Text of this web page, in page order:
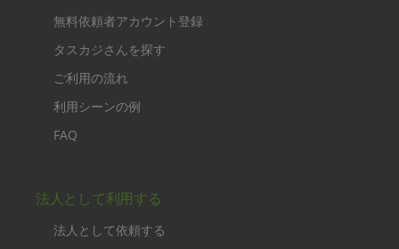
無料依頼者アカウント登録
タスカジさんを探す
ご利用の流れ
利用シーンの例
FAQ
法人として利用する
法人として依頼する